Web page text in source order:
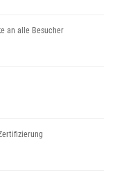
an alle Besucher